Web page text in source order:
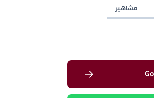
مشاهير